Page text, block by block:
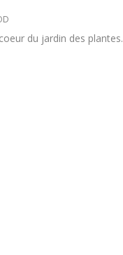
du jardin des plantes.